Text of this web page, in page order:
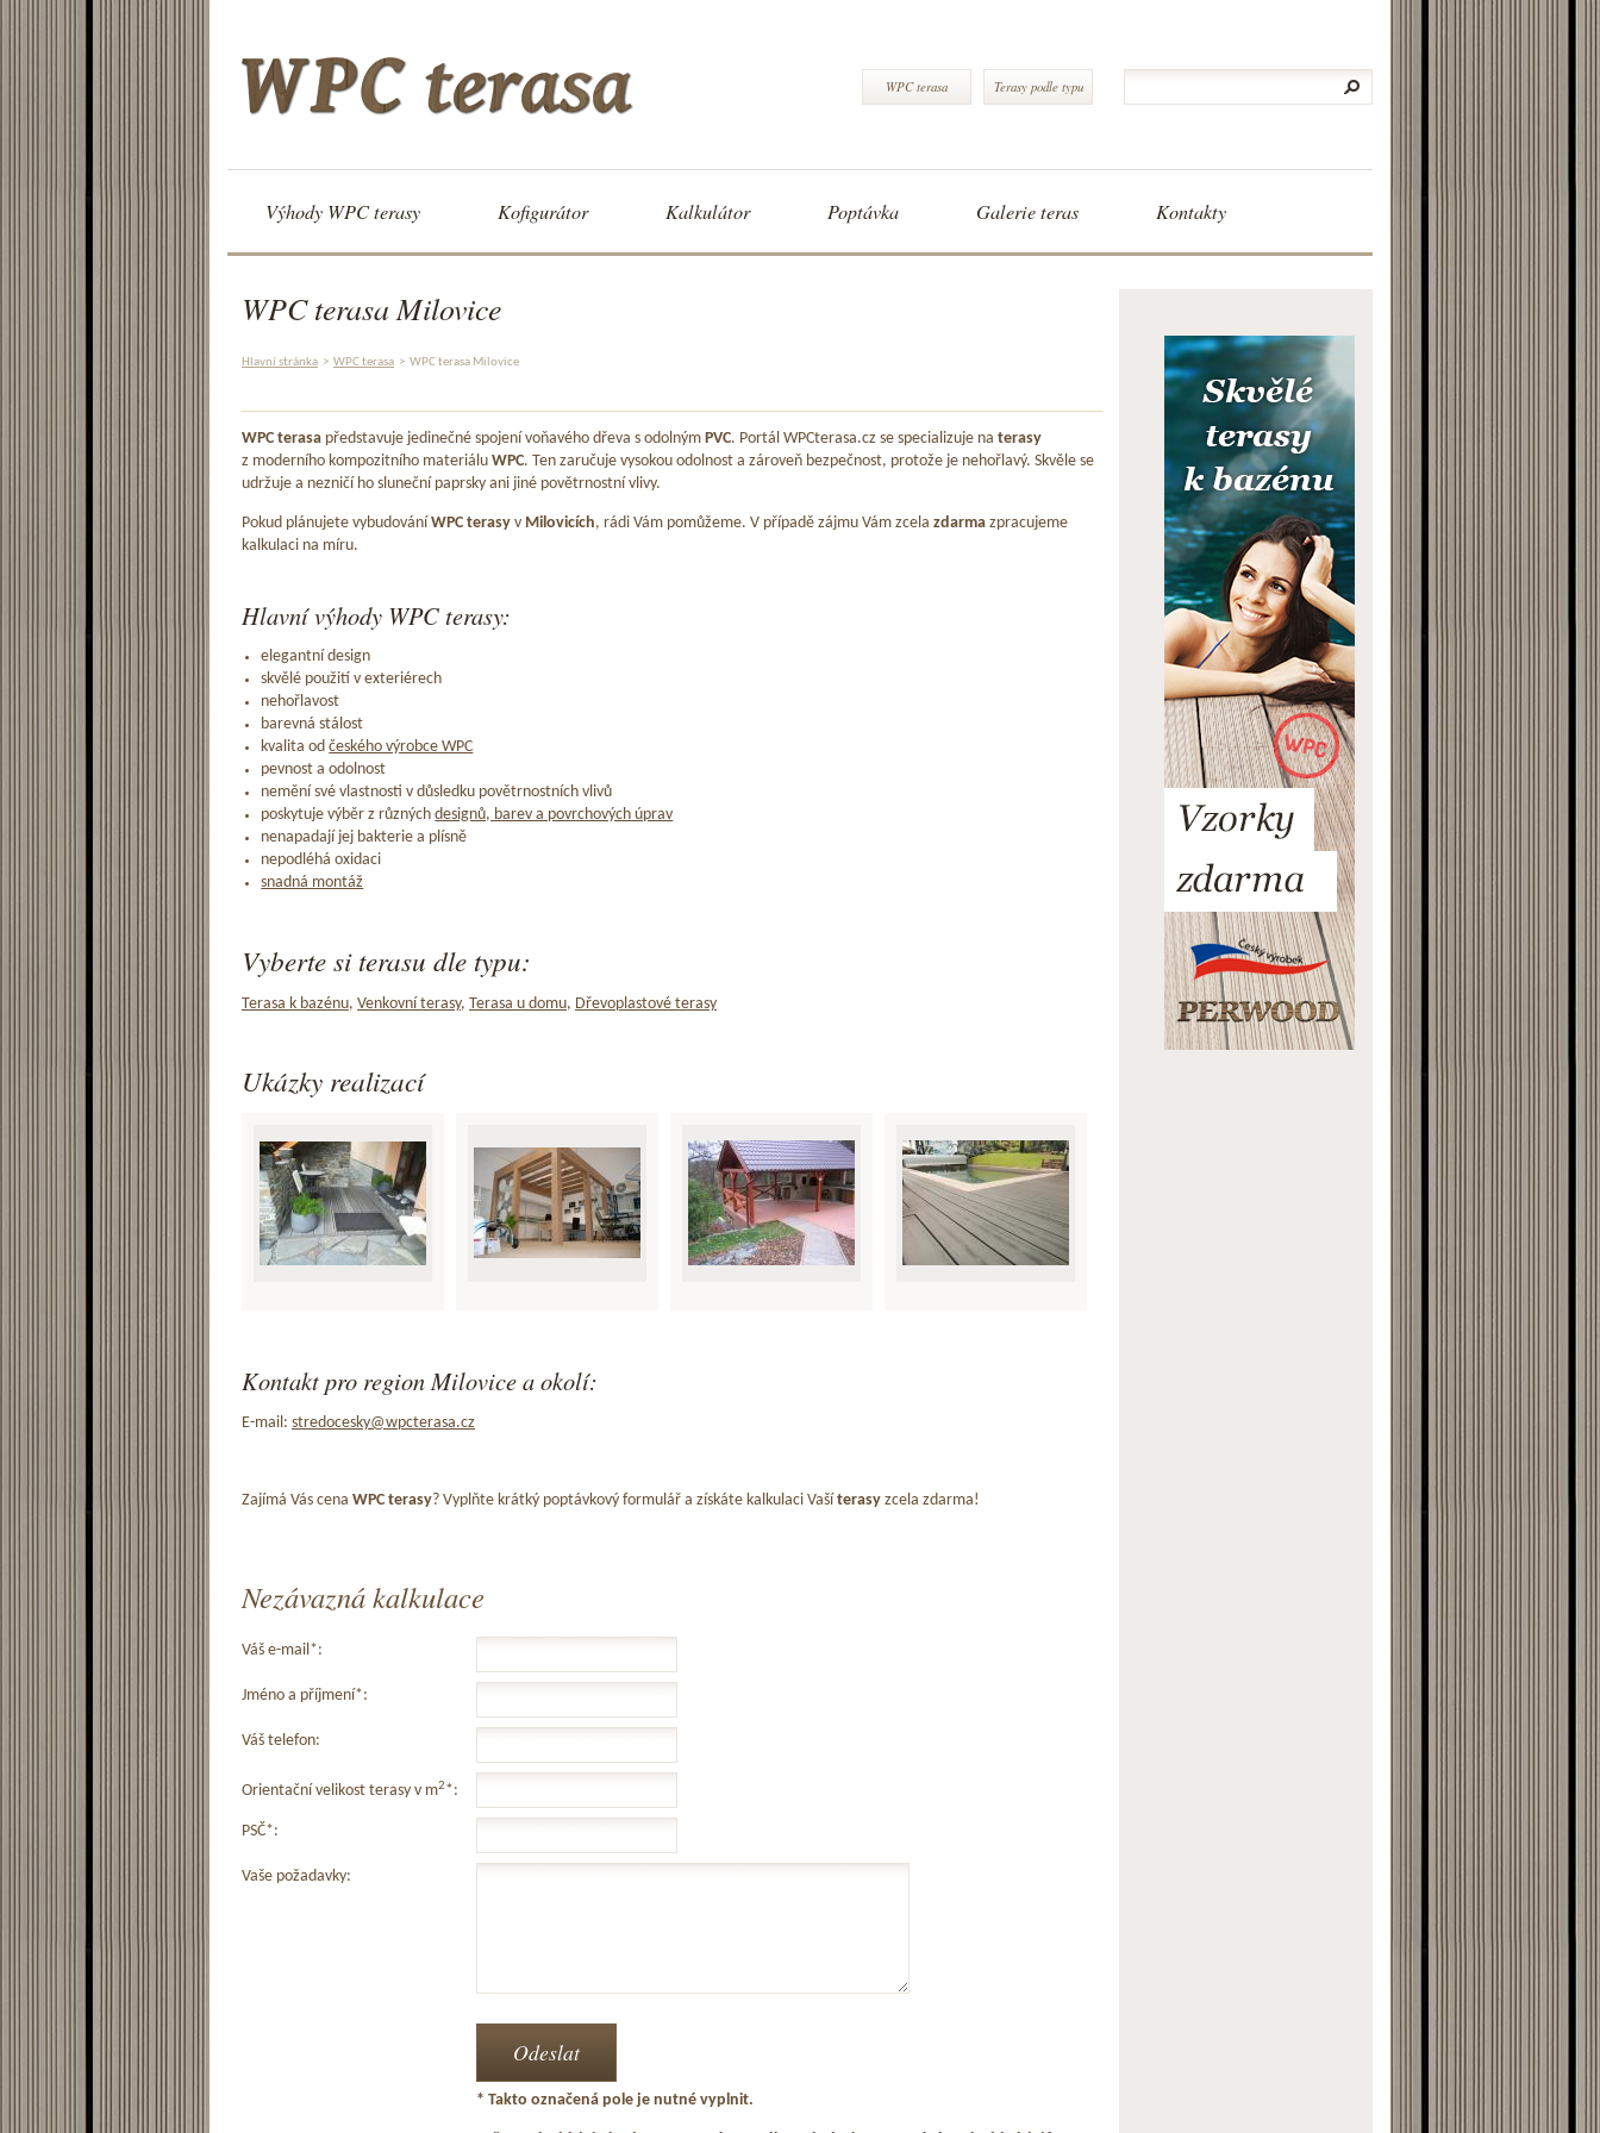
WPC terasa Terasy podle typu
Výhody WPC terasy Kofigurátor Kalkulátor Poptávka Galerie teras Kontakty
WPC terasa Milovice
Hlavní stránka > WPC terasa > WPC terasa Milovice
WPC terasa představuje jedinečné spojení voňavého dřeva s odolným PVC. Portál WPCterasa.cz se specializuje na terasy
z moderního kompozitního materiálu WPC. Ten zaručuje vysokou odolnost a zároveň bezpečnost, protože je nehořlavý. Skvěle se
udržuje a nezničí ho sluneční paprsky ani jiné povětrnostní vlivy.
Pokud plánujete vybudování WPC terasy v Milovicích, rádi Vám pomůžeme. V případě zájmu Vám zcela zdarma zpracujeme
kalkulaci na míru.
Hlavní výhody WPC terasy:
elegantní design
skvělé použití v exteriérech
nehořlavost
barevná stálost
kvalita odčeského výrobce WPC
pevnost a odolnost
nemění své vlastnosti v důsledku povětrnostních vlivů
poskytuje výběr z různýchdesignů, barev a povrchových úprav
nenapadají jej bakterie a plísně
nepodléhá oxidaci
snadná montáž
Vyberte si terasu dle typu:
Terasa k bazénu, Venkovní terasy, Terasa u domu, Dřevoplastové terasy
Ukázky realizací
Kontakt pro region Milovice a okolí:
E-mail: stredocesky@wpcterasa.cz
Zajímá Vás cena WPC terasy? Vyplňte krátký poptávkový formulář a získáte kalkulaci Vaší terasy zcela zdarma!
Nezávazná kalkulace
Váš e-mail*:
Jméno a příjmení*:
Váš telefon:
Orientační velikost terasy v m2*:
PSČ*:
Vaše požadavky:
* Takto označená pole je nutné vyplnit.